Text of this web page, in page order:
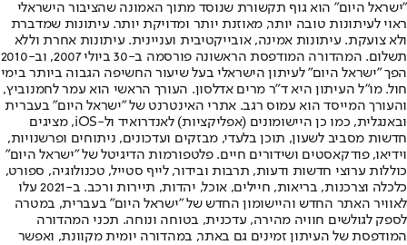
"ישראל היום" הוא גוף תקשורת שנוסד מתוך האמונה שהציבור הישראלי
ראוי לעיתונות טובה יותר, מאוזנת יותר ומדויקת יותר. עיתונות שמדברת
ולא צועקת. עיתונות אמינה, אובייקטיבית ועניינית. עיתונות אחרת וללא
תשלום. המהדורה המודפסת הראשונה פורסמה ב-30 ביולי 2007, וב-2010
הפך "ישראל היום" לעיתון הישראלי בעל שיעור החשיפה הגבוה ביותר בימי
חול. מו"ל העיתון היא ד"ר מרים אדלסון. העורך הראשי הוא עמר לחמנוביץ,
והעורך המייסד הוא עמוס רגב. אתרי האינטרנט של "ישראל היום" בעברית
ובאנגלית, כמו כן היישומונים (אפליקציות) לאנדרואיד ול-iOS, מציגים
חדשות מסביב לשעון, תוכן בלעדי, מבזקים ועדכונים, ניתוחים ופרשנויות,
וידיאו, פודקאסטים ושידורים חיים. פלטפורמות הדיגיטל של "ישראל היום"
כוללות ערוצי חדשות ודעות, תרבות ובידור, לייף סטייל, טכנולוגיה, ספורט,
כלכלה וצרכנות, בריאות, חיילים, אוכל, יהדות, תיירות ורכב. ב-2021 עלו
לאוויר האתר החדש והיישומון החדש של "ישראל היום" בעברית, במטרה
לספק לגולשים חוויה מהירה, עדכנית, בטוחה ונוחה. תכני המהדורה
המודפסת של העיתון זמינים גם באתר, במהדורה יומית מקוונת, ואפשר